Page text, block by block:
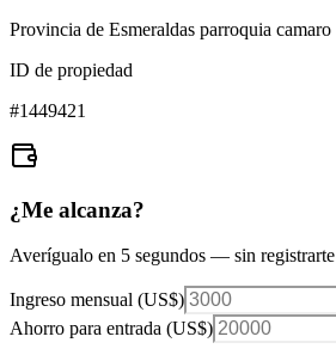
Provincia de Esmeraldas parroquia camaro
ID de propiedad
#1449421
¿Me alcanza?
Averígualo en 5 segundos — sin registrarte
Ingreso mensual (US$)
Ahorro para entrada (US$)